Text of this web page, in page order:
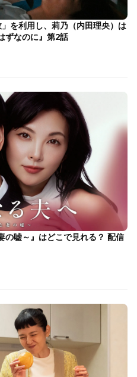
を利用し、莉乃（内田理央）は
ずなのに』第2話
の嘘～』はどこで見れる？ 配信